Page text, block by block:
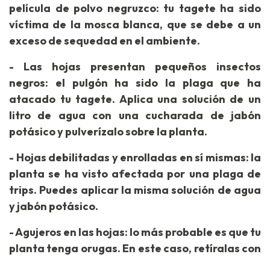
película de polvo negruzco: tu tagete ha sido
víctima de la mosca blanca, que se debe a un
exceso de sequedad en el ambiente.
- Las hojas presentan pequeños insectos
negros: el pulgón ha sido la plaga que ha
atacado tu tagete. Aplica una solución de un
litro de agua con una cucharada de jabón
potásico y pulverízalo sobre la planta.
- Hojas debilitadas y enrolladas en sí mismas: la
planta se ha visto afectada por una plaga de
trips. Puedes aplicar la misma solución de agua
y jabón potásico.
- Agujeros en las hojas: lo más probable es que tu
planta tenga orugas. En este caso, retíralas con